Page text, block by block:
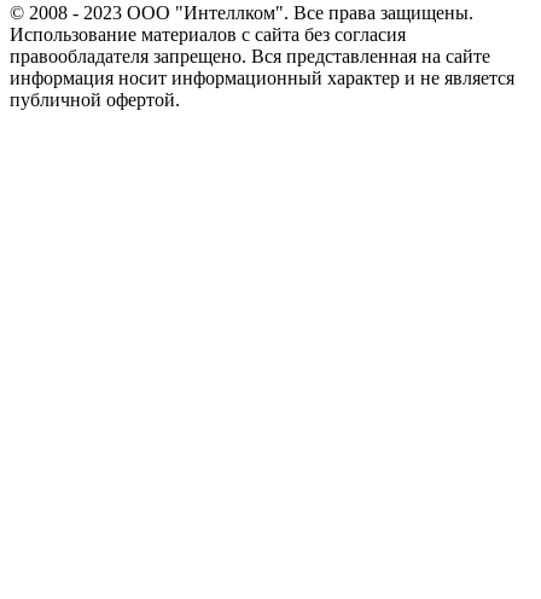
© 2008 - 2023 ООО "Интеллком". Все права защищены.
Использование материалов с сайта без согласия
правообладателя запрещено. Вся представленная на сайте
информация носит информационный характер и не является
публичной офертой.